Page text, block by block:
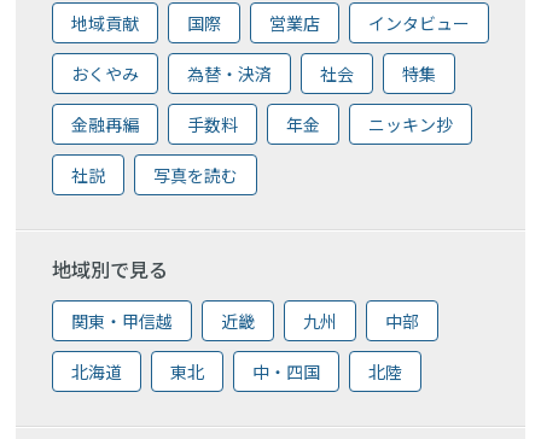
地域貢献 国際 営業店 インタビュー
おくやみ 為替・決済 社会 特集
金融再編 手数料 年金 ニッキン抄
社説 写真を読む
地域別で見る
関東・甲信越 近畿 九州 中部
北海道 東北 中・四国 北陸